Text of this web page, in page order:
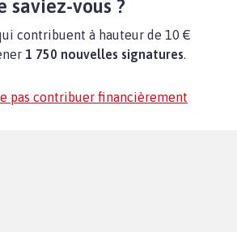
saviez-vous ?
contribuent à hauteur de 10 €
1 750 nouvelles signatures.
pas contribuer financièrement